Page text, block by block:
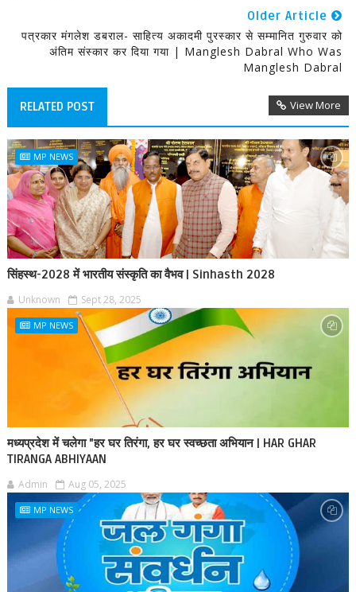
Older Article
पत्रकार मंगलेश डबराल- साहित्य अकादमी पुरस्कार से सम्मानित गुरुवार को
अंतिम संस्कार कर दिया गया | Manglesh Dabral Who Was
Manglesh Dabral
RELATED POST View More
MP NEWS
सिंहस्थ-2028 में भारतीय संस्कृति का वैभव | Sinhasth 2028
Unknown Sept 28, 2025
MP NEWS
मध्यप्रदेश में चलेगा "हर घर तिरंगा, हर घर स्वच्छता अभियान | HAR GHAR
TIRANGA ABHIYAAN
Admin Aug 05, 2025
MP NEWS